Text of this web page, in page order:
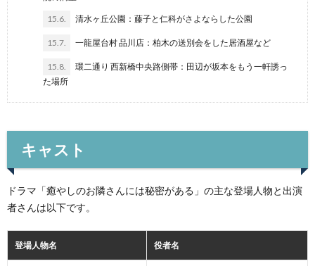
15.6. 清水ヶ丘公園：藤子と仁科がさよならした公園
15.7. 一龍屋台村 品川店：柏木の送別会をした居酒屋など
15.8.
環二通り 西新橋中央路側帯：田辺が坂本をもう一軒誘っ
た場所
キャスト
ドラマ「癒やしのお隣さんには秘密がある」の主な登場人物と出演
者さんは以下です。
登場人物名 役者名